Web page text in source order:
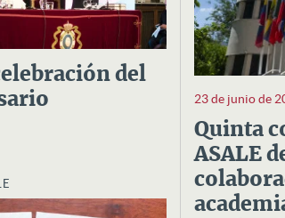
del
23 de junio de
Quinta
ASALE